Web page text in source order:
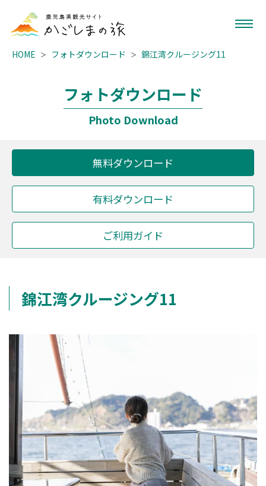
HOME フォトダウンロード 錦江湾クルージング11
フォトダウンロード
Photo Download
無料ダウンロード
有料ダウンロード
ご利用ガイド
錦江湾クルージング11